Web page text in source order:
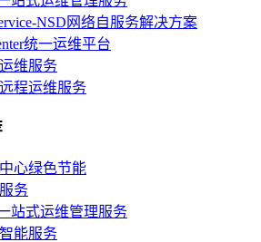
NSD网络自服务解决方案
统一运维平台
维服务
程运维服务
心绿色节能
务
站式运维管理服务
能服务